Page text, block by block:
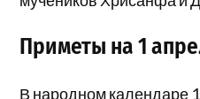
Приметы на 1
В народном календаре